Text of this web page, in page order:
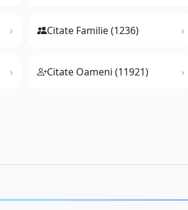
Citate Familie (1236)
Citate Oameni (11921)